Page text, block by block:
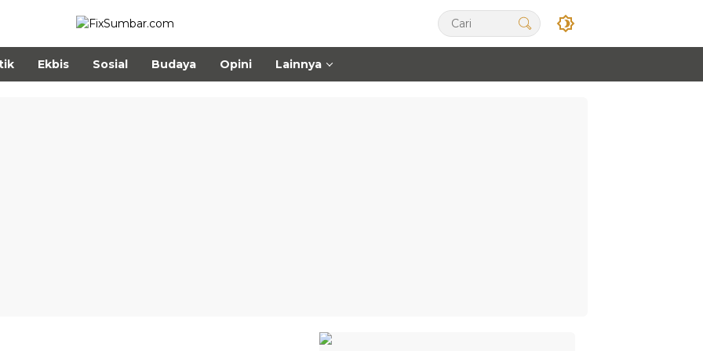
Ekbis Sosial Budaya Opini Lainnya